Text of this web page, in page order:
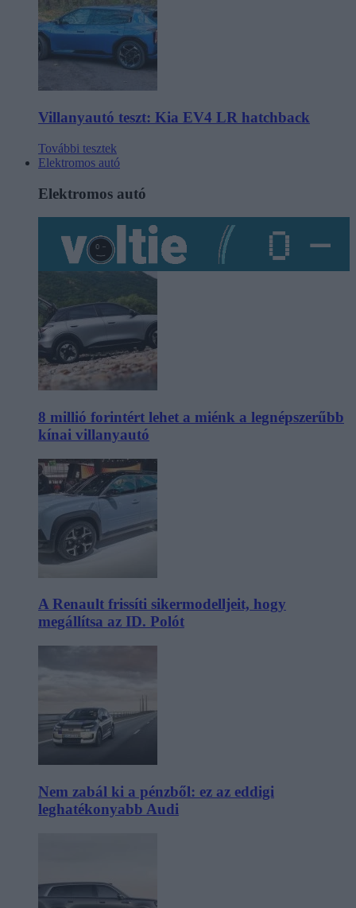
Villanyautó teszt: Kia EV4 LR hatchback
További tesztek
Elektromos autó
Elektromos autó
8 millió forintért lehet a miénk a legnépszerűbb
kínai villanyautó
A Renault frissíti sikermodelljeit, hogy
megállítsa az ID. Polót
Nem zabál ki a pénzből: ez az eddigi
leghatékonyabb Audi